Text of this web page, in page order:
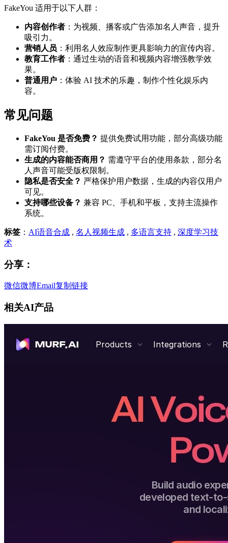
FakeYou 适用于以下人群：
内容创作者 ：为视频、播客或广告添加名人声音，提升
吸引力。
营销人员 ：利用名人效应制作更具影响力的宣传内容。
教育工作者 ：通过生动的语音和视频内容增强教学效
果。
普通用户 ：体验 AI 技术的乐趣，制作个性化娱乐内
容。
常见问题
FakeYou 是否免费？ 提供免费试用功能，部分高级功能
需订阅付费。
生成的内容能否商用？ 需遵守平台的使用条款，部分名
人声音可能受版权限制。
隐私是否安全？ 严格保护用户数据，生成的内容仅用户
可见。
支持哪些设备？ 兼容 PC、手机和平板，支持主流操作
系统。
标签 ： AI语音合成 , 名人视频生成 , 多语言支持 , 深度学习技
术
分享：
微信微博Email复制链接
相关AI产品